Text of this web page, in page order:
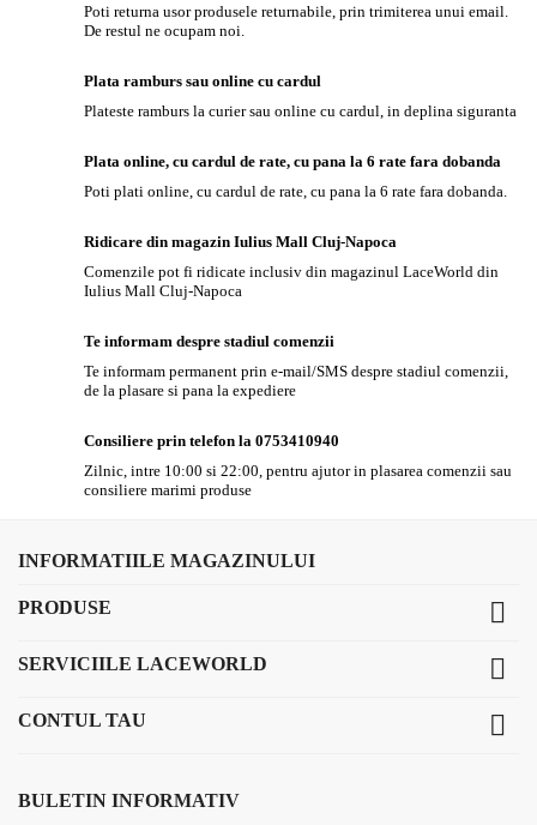
Poti returna usor produsele returnabile, prin trimiterea unui email.
De restul ne ocupam noi.
Plata ramburs sau online cu cardul
Plateste ramburs la curier sau online cu cardul, in deplina siguranta
Plata online, cu cardul de rate, cu pana la 6 rate fara dobanda
Poti plati online, cu cardul de rate, cu pana la 6 rate fara dobanda.
Ridicare din magazin Iulius Mall Cluj-Napoca
Comenzile pot fi ridicate inclusiv din magazinul LaceWorld din
Iulius Mall Cluj-Napoca
Te informam despre stadiul comenzii
Te informam permanent prin e-mail/SMS despre stadiul comenzii,
de la plasare si pana la expediere
Consiliere prin telefon la 0753410940
Zilnic, intre 10:00 si 22:00, pentru ajutor in plasarea comenzii sau
consiliere marimi produse
INFORMATIILE MAGAZINULUI
PRODUSE 
SERVICIILE LACEWORLD 
CONTUL TAU 
BULETIN INFORMATIV